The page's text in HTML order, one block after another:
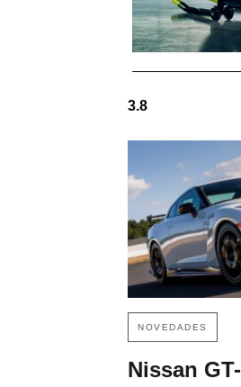
3.8
NOVEDADES
Nissan